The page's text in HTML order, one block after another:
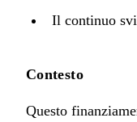
Il continuo
Contesto
Questo